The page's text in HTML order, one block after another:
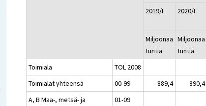
2019/I
2020/I
Miljoonaa
tuntia
Miljoonaa
tuntia
Toimiala
TOL 2008
Toimialat yhteensä
00-99 889,4 890,4
A, B Maa-, metsä- ja
01-09